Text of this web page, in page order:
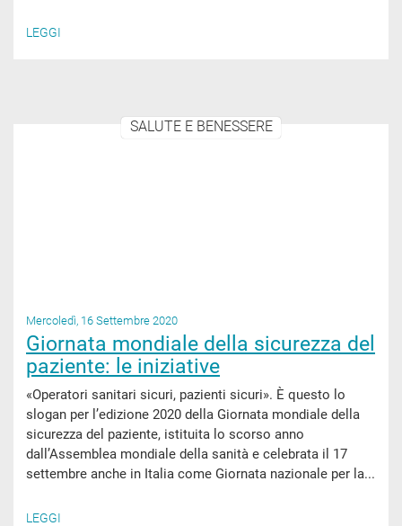
LEGGI
SALUTE E BENESSERE
Mercoledì, 16 Settembre 2020
Giornata mondiale della sicurezza del
paziente: le iniziative
«Operatori sanitari sicuri, pazienti sicuri». È questo lo
slogan per l’edizione 2020 della Giornata mondiale della
sicurezza del paziente, istituita lo scorso anno
dall’Assemblea mondiale della sanità e celebrata il 17
settembre anche in Italia come Giornata nazionale per la...
LEGGI